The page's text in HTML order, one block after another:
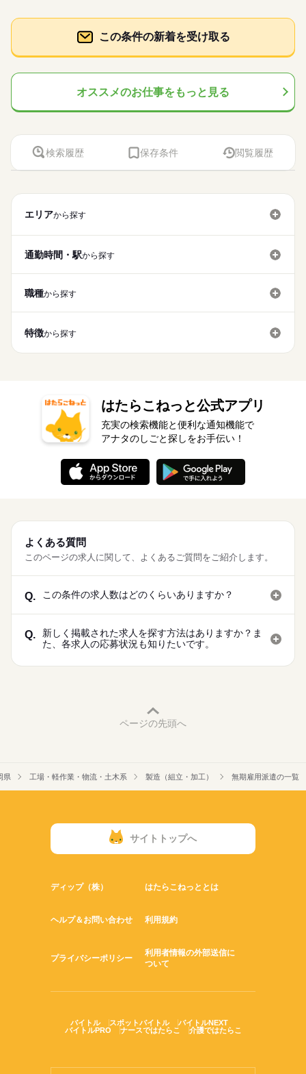
この条件の新着を受け取る
オススメのお仕事をもっと見る
検索履歴 保存条件 閲覧履歴
エリアから探す
通勤時間・駅から探す
職種から探す
特徴から探す
はたらこねっと公式アプリ
充実の検索機能と便利な通知機能で
アナタのしごと探しをお手伝い！
よくある質問
このページの求人に関して、よくあるご質問をご紹介します。
Q. この条件の求人数はどのくらいありますか？
Q.
新しく掲載された求人を探す方法はありますか？ま
た、各求人の応募状況も知りたいです。
ページの先頭へ
県 工場・軽作業・物流・土木系 製造（組立・加工） 無期雇用派遣の一覧
サイトトップへ
ディップ（株） はたらこねっととは
ヘルプ＆お問い合わせ 利用規約
プライバシーポリシー
利用者情報の外部送信に
ついて
バイトル スポットバイトル
バイトルNEXT
バイトルPRO
ナースではたらこ 介護ではたらこ